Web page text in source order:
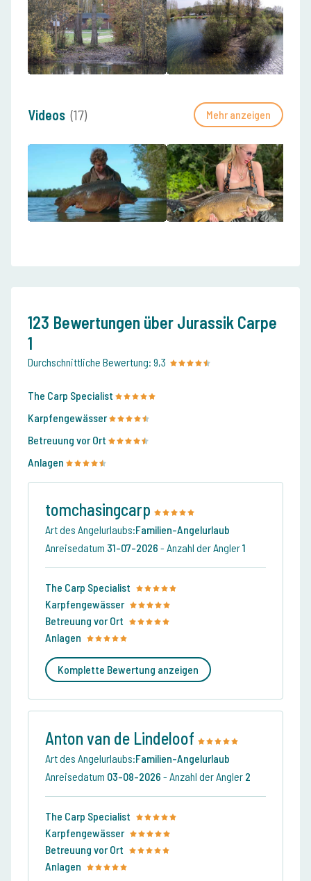
Videos (17) Mehr anzeigen
123 Bewertungen über Jurassik Carpe
1
Durchschnittliche Bewertung: 9,3
The Carp Specialist
Karpfengewässer
Betreuung vor Ort
Anlagen
tomchasingcarp
Art des Angelurlaubs:Familien-Angelurlaub
Anreisedatum 31-07-2026 - Anzahl der Angler1
The Carp Specialist
Karpfengewässer
Betreuung vor Ort
Anlagen
Komplette Bewertung anzeigen
Anton van de Lindeloof
Art des Angelurlaubs:Familien-Angelurlaub
Anreisedatum 03-08-2026 - Anzahl der Angler 2
The Carp Specialist
Karpfengewässer
Betreuung vor Ort
Anlagen